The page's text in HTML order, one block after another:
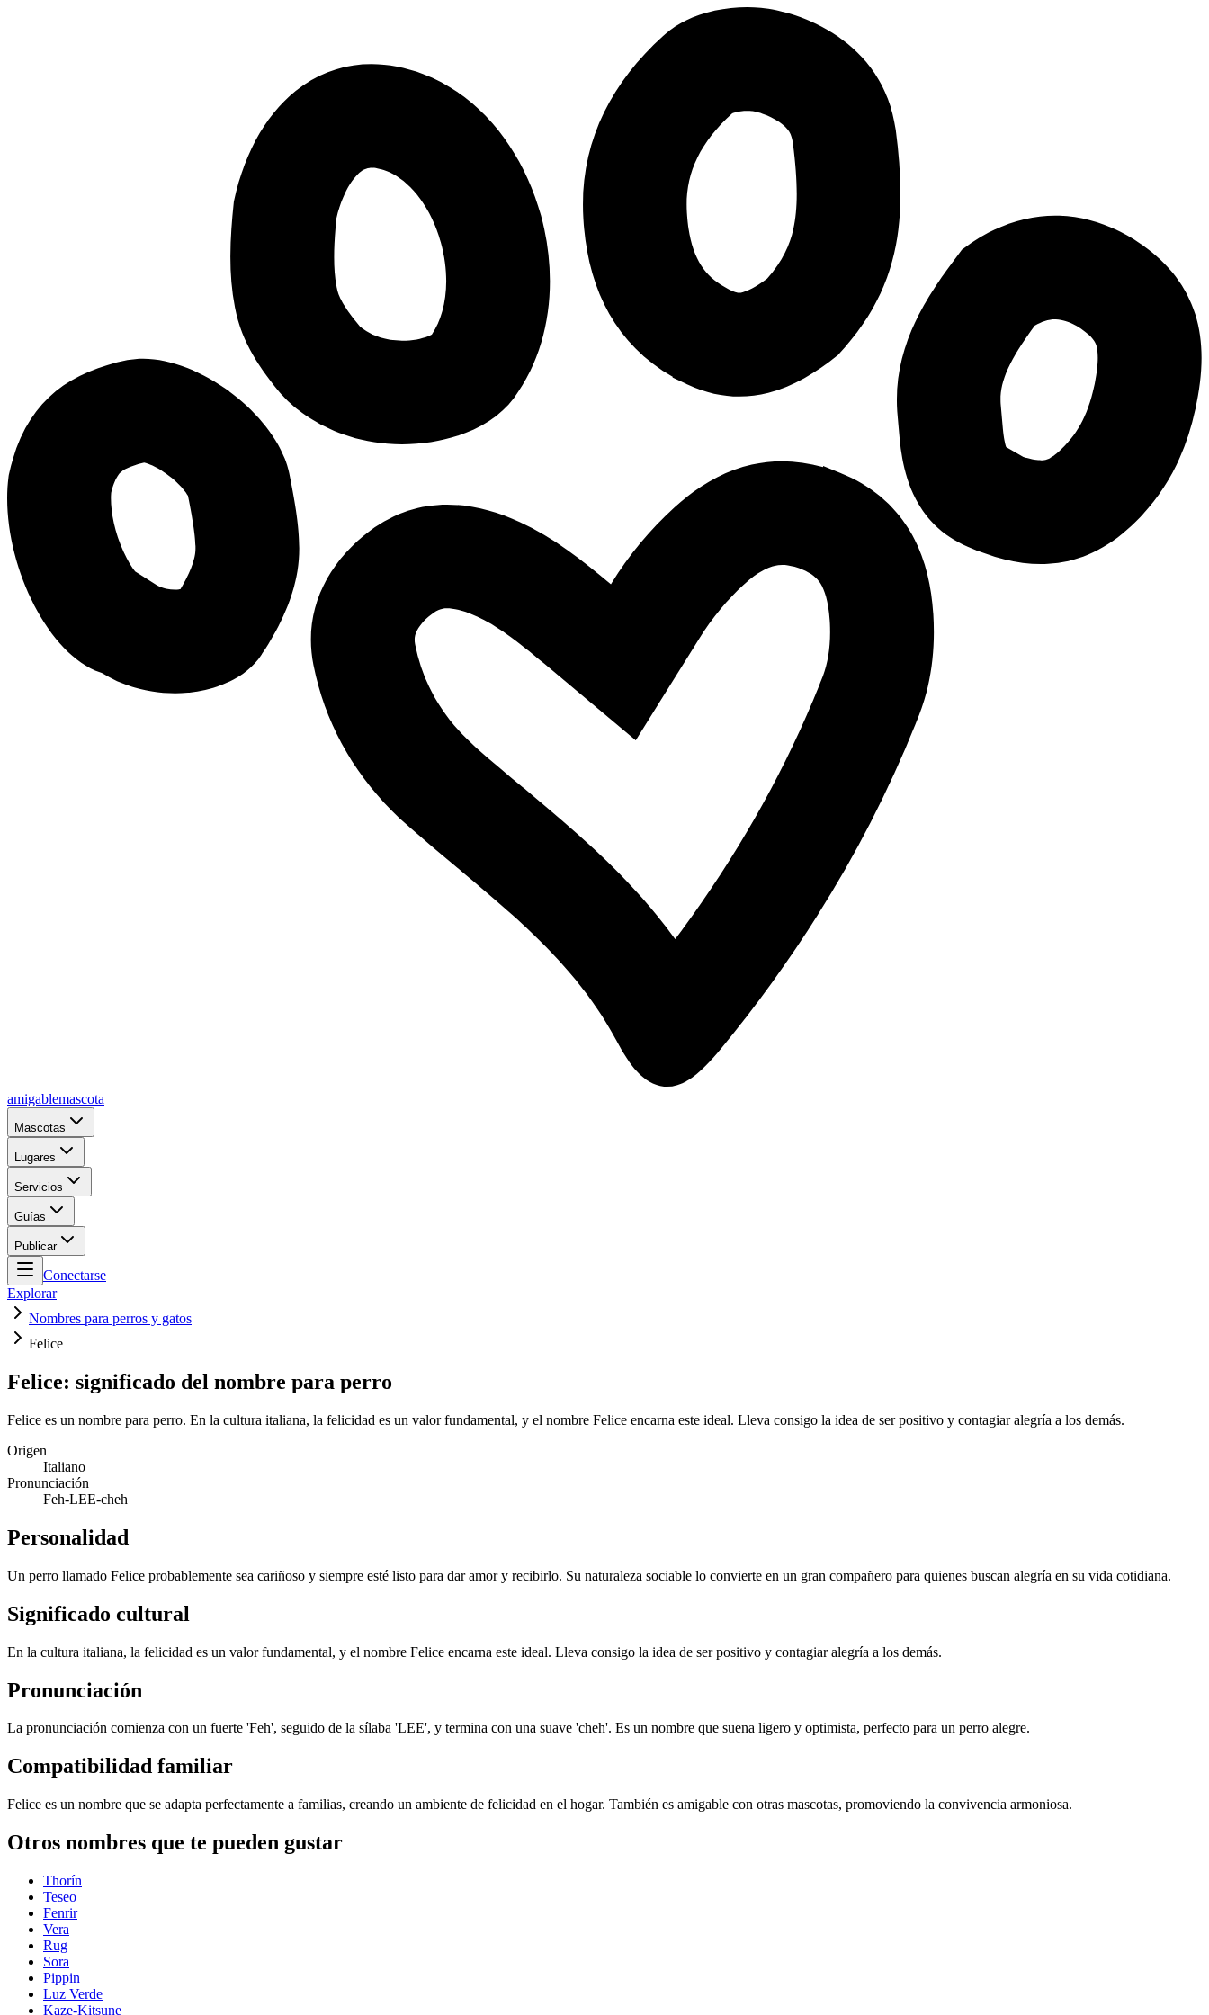
amigablemascota
Mascotas
Lugares
Servicios
Guías
Publicar
Conectarse
Explorar
Nombres para perros y gatos
Felice
Felice: significado del nombre para perro
Felice es un nombre para perro. En la cultura italiana, la felicidad es un valor fundamental, y el nombre Felice encarna este ideal. Lleva consigo la idea de ser positivo y contagiar alegría a los demás.
Origen
Italiano
Pronunciación
Feh-LEE-cheh
Personalidad
Un perro llamado Felice probablemente sea cariñoso y siempre esté listo para dar amor y recibirlo. Su naturaleza sociable lo convierte en un gran compañero para quienes buscan alegría en su vida cotidiana.
Significado cultural
En la cultura italiana, la felicidad es un valor fundamental, y el nombre Felice encarna este ideal. Lleva consigo la idea de ser positivo y contagiar alegría a los demás.
Pronunciación
La pronunciación comienza con un fuerte 'Feh', seguido de la sílaba 'LEE', y termina con una suave 'cheh'. Es un nombre que suena ligero y optimista, perfecto para un perro alegre.
Compatibilidad familiar
Felice es un nombre que se adapta perfectamente a familias, creando un ambiente de felicidad en el hogar. También es amigable con otras mascotas, promoviendo la convivencia armoniosa.
Otros nombres que te pueden gustar
Thorín
Teseo
Fenrir
Vera
Rug
Sora
Pippin
Luz Verde
Kaze-Kitsune